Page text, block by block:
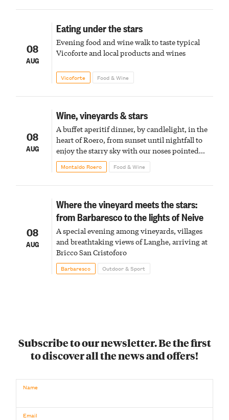
08
AUG
Eating under the stars
Evening food and wine walk to taste typical
Vicoforte and local products and wines
Vicoforte Food & Wine
08
AUG
Wine, vineyards & stars
A buffet aperitif dinner, by candlelight, in the
heart of Roero, from sunset until nightfall to
enjoy the starry sky with our noses pointed
upward
Montaldo Roero Food & Wine
08
AUG
Where the vineyard meets the stars:
from Barbaresco to the lights of Neive
A special evening among vineyards, villages
and breathtaking views of Langhe, arriving at
Bricco San Cristoforo
Barbaresco Outdoor & Sport
Subscribe to our newsletter. Be the first
to discover all the news and offers!
Name
Email